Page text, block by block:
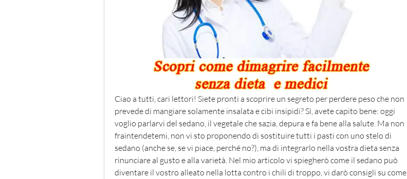
Ciao a tutti, cari lettori! Siete pronti a scoprire un segreto per perdere peso che non
prevede di mangiare solamente insalata e cibi insipidi? Sì, avete capito bene: oggi
voglio parlarvi del sedano, il vegetale che sazia, depura e fa bene alla salute. Ma non
fraintendetemi, non vi sto proponendo di sostituire tutti i pasti con uno stelo di
sedano (anche se, se vi piace, perché no?), ma di integrarlo nella vostra dieta senza
rinunciare al gusto e alla varietà. Nel mio articolo vi spiegherò come il sedano può
diventare il vostro alleato nella lotta contro i chili di troppo, vi darò consigli su come